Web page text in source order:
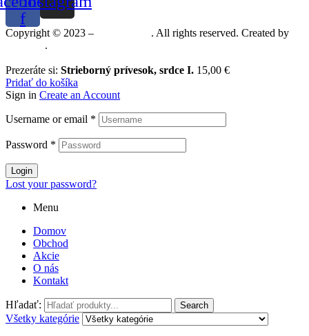
f
Copyright © 2023 –
. All rights reserved. Created by
.
Prezeráte si: Strieborný prívesok, srdce I. 15,00 €
Pridať do košíka
Sign in Create an Account
Username or email *
Password *
Login
Lost your password?
Menu
Domov
Obchod
Akcie
O nás
Kontakt
Hľadať: Search
Všetky kategórie